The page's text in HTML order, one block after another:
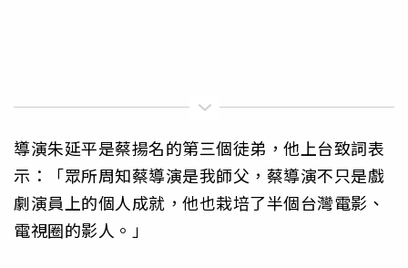
導演朱延平是蔡揚名的第三個徒弟，他上台致詞表
示：「眾所周知蔡導演是我師父，蔡導演不只是戲
劇演員上的個人成就，他也栽培了半個台灣電影、
電視圈的影人。」